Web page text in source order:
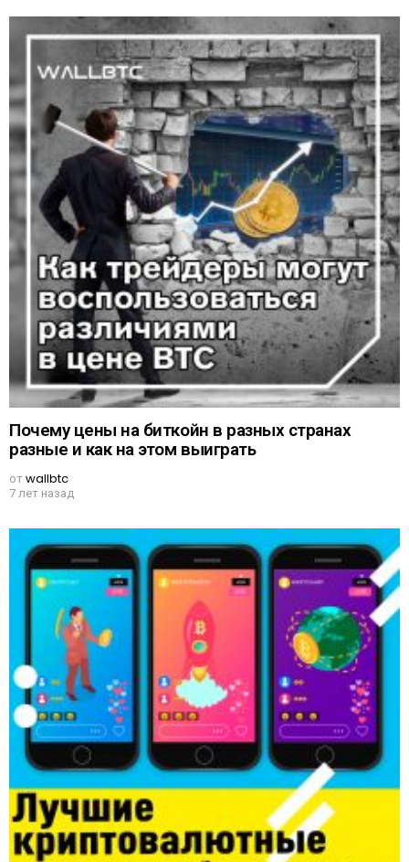
Почему цены на биткойн в разных странах
разные и как на этом выиграть
отwallbtc
7 лет назад